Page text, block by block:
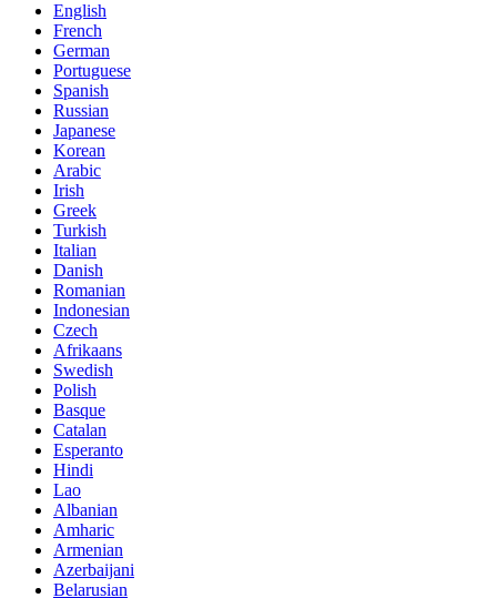
English
French
German
Portuguese
Spanish
Russian
Japanese
Korean
Arabic
Irish
Greek
Turkish
Italian
Danish
Romanian
Indonesian
Czech
Afrikaans
Swedish
Polish
Basque
Catalan
Esperanto
Hindi
Lao
Albanian
Amharic
Armenian
Azerbaijani
Belarusian